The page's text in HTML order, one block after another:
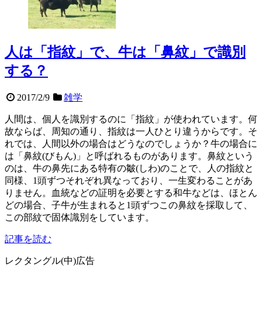
人は「指紋」で、牛は「鼻紋」で識別
する？
2017/2/9 雑学
人間は、個人を識別するのに「指紋」が使われています。何
故ならば、周知の通り、指紋は一人ひとり違うからです。そ
れでは、人間以外の場合はどうなのでしょうか？牛の場合に
は「鼻紋(びもん)」と呼ばれるものがあります。鼻紋という
のは、牛の鼻先にある特有の皺(しわ)のことで、人の指紋と
同様、1頭ずつそれぞれ異なっており、一生変わることがあ
りません。血統などの証明を必要とする和牛などは、ほとん
どの場合、子牛が生まれると1頭ずつこの鼻紋を採取して、
この部紋で固体識別をしています。
記事を読む
レクタングル(中)広告